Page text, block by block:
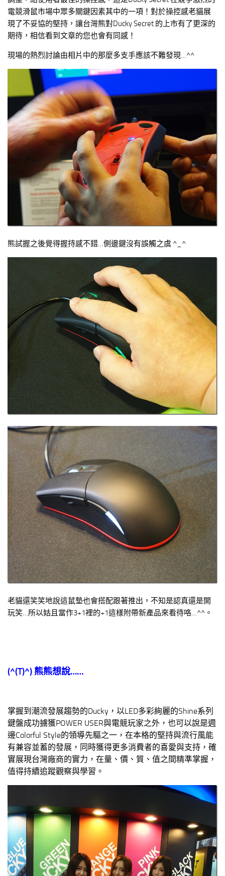
電競滑鼠市場中眾多關鍵因素其中的一項！對於操控感老貓展
現了不妥協的堅持，讓台灣熊對Ducky Secret 的上市有了更深的
期待，相信看到文章的您也會有同感！
現場的熱烈討論由相片中的那麼多支手應該不難發現…^^
熊試握之後覺得握持感不錯…側邊鍵沒有誤觸之虞 ^_^
老貓還笑笑地說這鼠墊也會搭配跟著推出，不知是認真還是開
玩笑…所以姑且當作3+1裡的+1這樣附帶新產品來看待咯…^^。
(^(T)^) 熊熊想說……
掌握到潮流發展趨勢的Ducky，以LED多彩絢麗的Shine系列
鍵盤成功擄獲POWER USER與電競玩家之外，也可以說是週
邊Colorful Style的領導先驅之一，在本格的堅持與流行風能
有兼容並蓄的發展，同時獲得更多消費者的喜愛與支持，確
實展現台灣廠商的實力，在量、價、質、值之間精準掌握，
值得持續追蹤觀察與學習。